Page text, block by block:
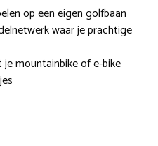
op een eigen golfbaan
waar je prachtige
mountainbike of e-bike